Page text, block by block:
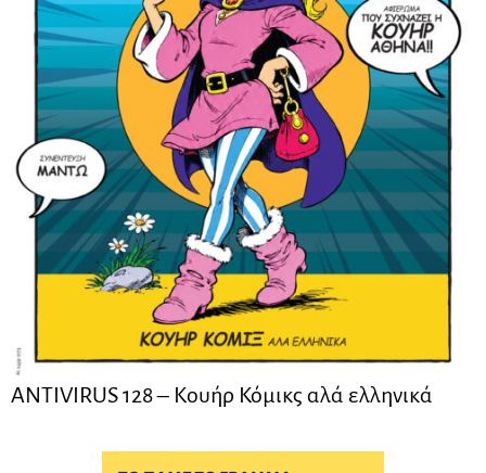
ANTIVIRUS 128 – Kουήρ Κόμικς αλά ελληνικά